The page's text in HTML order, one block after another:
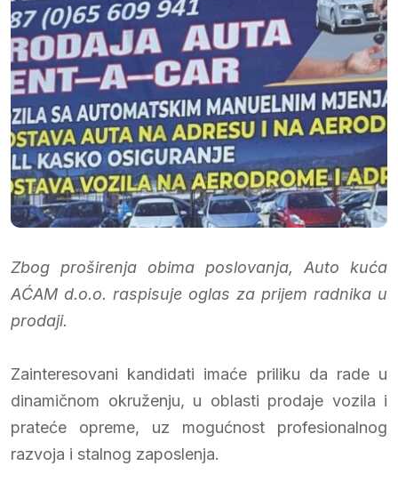
Zbog proširenja obima poslovanja, Auto kuća
AĆAM d.o.o. raspisuje oglas za prijem radnika u
prodaji.
Zainteresovani kandidati imaće priliku da rade u
dinamičnom okruženju, u oblasti prodaje vozila i
prateće opreme, uz mogućnost profesionalnog
razvoja i stalnog zaposlenja.